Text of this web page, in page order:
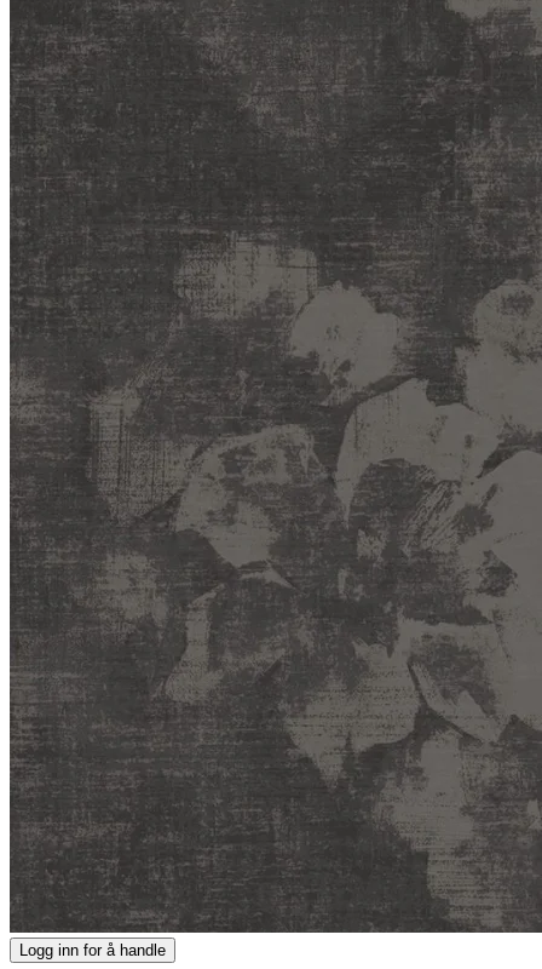
Logg inn for å handle